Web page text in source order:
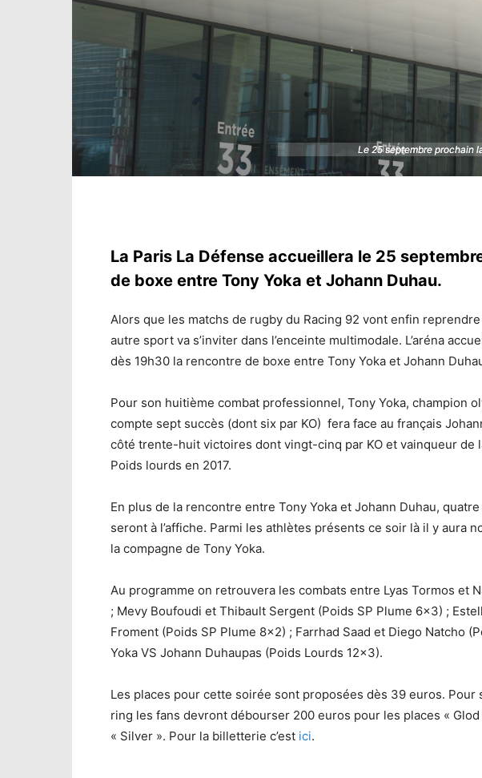
Le 25 septembre prochain
Le 25 septembre prochain
La Paris La Défense accueillera le 25
de boxe entre Tony Yoka et Johann Duhau.
Alors que les matchs de rugby du Racing 92 vont enfin
autre sport va s’inviter dans l’enceinte multimodale. L’aréna
dès 19h30 la rencontre de boxe entre Tony Yoka et Johann
Pour son huitième combat professionnel, Tony Yoka, champion
compte sept succès (dont six par KO) fera face au français
côté trente-huit victoires dont vingt-cinq par KO et vainqueur de
Poids lourds en 2017.
En plus de la rencontre entre Tony Yoka et Johann Duhau,
seront à l’affiche. Parmi les athlètes présents ce soir là il y aura
la compagne de Tony Yoka.
Au programme on retrouvera les combats entre Lyas Tormos et
; Mevy Boufoudi et Thibault Sergent (Poids SP Plume 6×3) ;
Froment (Poids SP Plume 8×2) ; Farrhad Saad et Diego Natcho
Yoka VS Johann Duhaupas (Poids Lourds 12×3).
Les places pour cette soirée sont proposées dès 39 euros. Pour
ring les fans devront débourser 200 euros pour les places «
« Silver ». Pour la billetterie c’est ici.